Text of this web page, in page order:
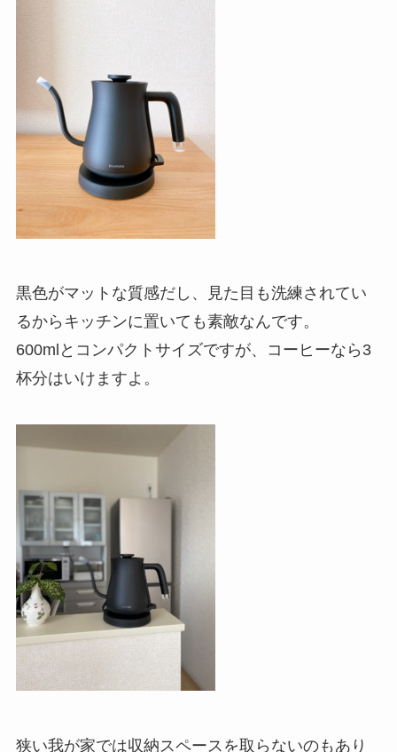
黒色がマットな質感だし、見た目も洗練されてい
るからキッチンに置いても素敵なんです。
600mlとコンパクトサイズですが、コーヒーなら3
杯分はいけますよ。
狭い我が家では収納スペースを取らないのもあり